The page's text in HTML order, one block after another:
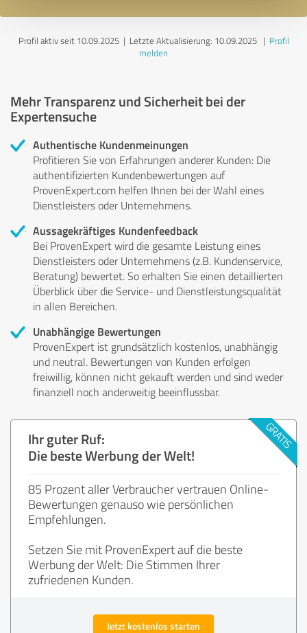
Profil aktiv seit 10.09.2025 | Letzte Aktualisierung: 10.09.2025| Profil
melden
Mehr Transparenz und Sicherheit bei der
Expertensuche
Authentische Kundenmeinungen
Profitieren Sie von Erfahrungen anderer Kunden: Die
authentifizierten Kundenbewertungen auf
ProvenExpert.com helfen Ihnen bei der Wahl eines
Dienstleisters oder Unternehmens.
Aussagekräftiges Kundenfeedback
Bei ProvenExpert wird die gesamte Leistung eines
Dienstleisters oder Unternehmens (z.B. Kundenservice,
Beratung) bewertet. So erhalten Sie einen detaillierten
Überblick über die Service- und Dienstleistungsqualität
in allen Bereichen.
Unabhängige Bewertungen
ProvenExpert ist grundsätzlich kostenlos, unabhängig
und neutral. Bewertungen von Kunden erfolgen
freiwillig, können nicht gekauft werden und sind weder
finanziell noch anderweitig beeinflussbar.
Ihr guter Ruf:
Die beste Werbung der Welt!
85 Prozent aller Verbraucher vertrauen Online-
Bewertungen genauso wie persönlichen
Empfehlungen.
Setzen Sie mit ProvenExpert auf die beste
Werbung der Welt: Die Stimmen Ihrer
zufriedenen Kunden.
Jetzt kostenlos starten